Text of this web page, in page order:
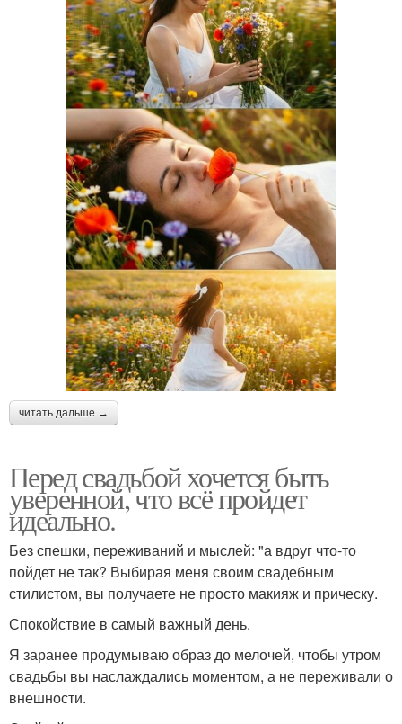
Вечерние прически и
макияж
Мастер причесок и
макияжа
Модный макияж и
прическа
Модели для причесок и
макияжа
читать дальше →
Перед свадьбой хочется быть
уверенной, что всё пройдет
идеально.
Без спешки, переживаний и мыслей: "а вдруг что-то
пойдет не так? Выбирая меня своим свадебным
стилистом, вы получаете не просто макияж и прическу.
Спокойствие в самый важный день.
Я заранее продумываю образ до мелочей, чтобы утром
свадьбы вы наслаждались моментом, а не переживали о
внешности.